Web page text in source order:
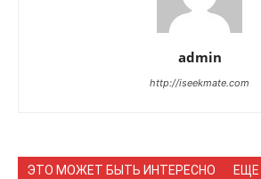
admin
http://iseekmate.com
ЭТО МОЖЕТ БЫТЬ ИНТЕРЕСНО